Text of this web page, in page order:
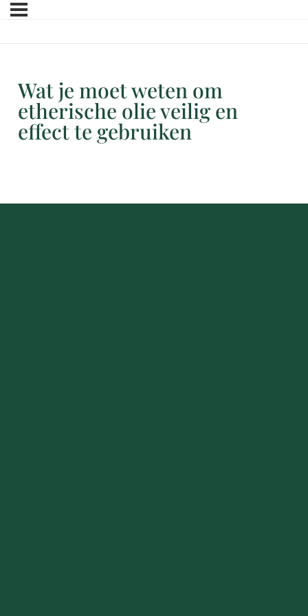
Wat je moet weten om
etherische olie veilig en
effect te gebruiken